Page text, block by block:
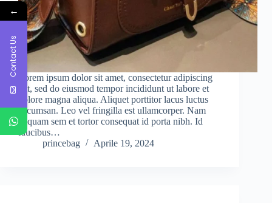
Lorem ipsum dolor sit amet, consectetur adipiscing
elit, sed do eiusmod tempor incididunt ut labore et
dolore magna aliqua. Aliquet porttitor lacus luctus
accumsan. Leo vel fringilla est ullamcorper. Nam
aliquam sem et tortor consequat id porta nibh. Id
faucibus…
princebag
Aprile 19, 2024
←
Contact Us